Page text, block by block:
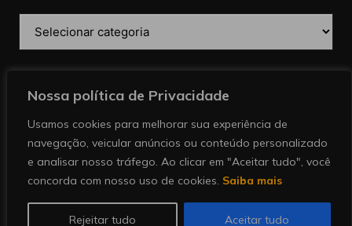
Nossa política de Privacidade
Usamos cookies para melhorar sua experiência de
navegação, veicular anúncios ou conteúdo personalizado
e analisar nosso tráfego. Ao clicar em "Aceitar tudo", você
concorda com nosso uso de cookies. Saiba mais
Rejeitar tudo Aceitar tudo
mineração. Todos direitos reservados.